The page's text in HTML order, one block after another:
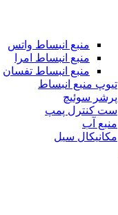
منبع انبساط واتس
منبع انبساط امرا
منبع انبساط تفسان
تیوپ منبع انبساط
پرشر سوئیچ
ست کنترل پمپ
منبع آب
مکانیکال سیل